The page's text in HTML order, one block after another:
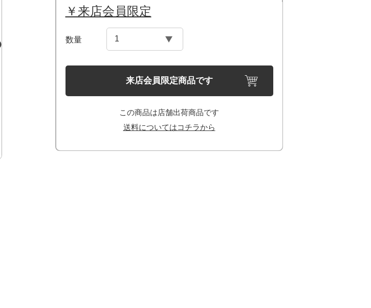
￥来店会員限定
数量
来店会員限定商品です
この商品は店舗出荷商品です
送料についてはコチラから